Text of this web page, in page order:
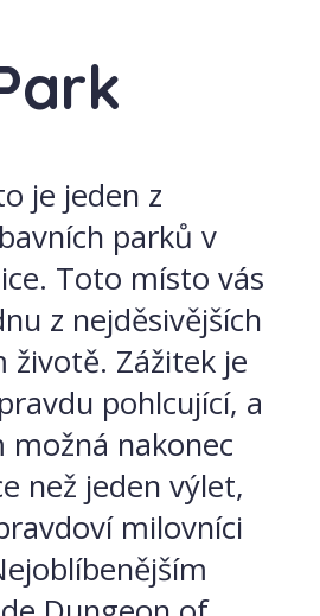
je jeden z
parků v
Toto místo vás
z nejděsivějších
životě. Zážitek je
pohlcující, a
možná nakonec
než jeden výlet,
milovníci